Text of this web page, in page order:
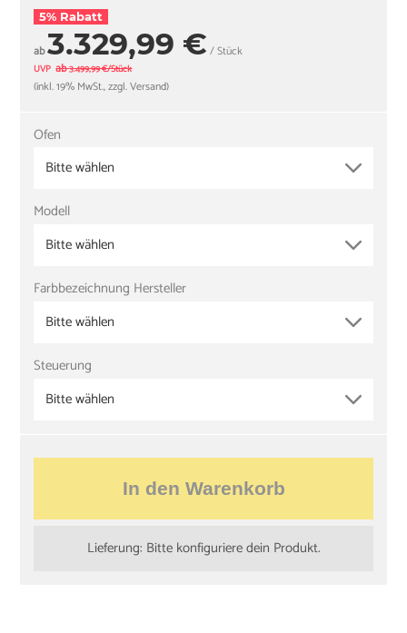
5% Rabatt
ab3.329,99 € / Stück
UVP ab3.499,99 €/Stück
(inkl. 19% MwSt., zzgl. Versand)
Ofen
Bitte wählen
Modell
Bitte wählen
Farbbezeichnung Hersteller
Bitte wählen
Steuerung
Bitte wählen
In den Warenkorb
Lieferung: Bitte konfiguriere dein Produkt.